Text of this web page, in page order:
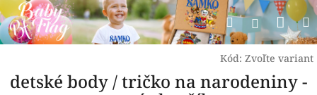
Prejsť
na
obsah
Hľadať
Kód: Zvoľte variant
detské body / tričko na narodeniny -